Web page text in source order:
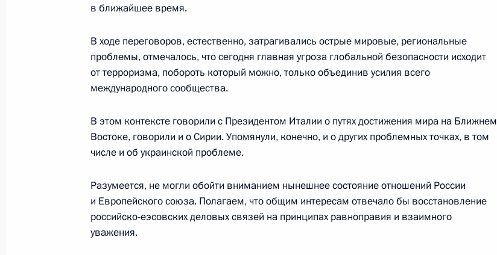
государств – участников СНГ
5 апреля 2017 года, 13:00 Москва, Кремль
3 апреля 2017 года, понедельник
Заявления для прессы по итогам встречи с Президентом
3 апреля 2017 года, 20:50 Санкт-Петербург
Встреча с Президентом Белоруссии Александром Лукашенко
в ближайшее время.
В ходе переговоров, естественно, затрагивались острые мировые, региональные
проблемы, отмечалось, что сегодня главная угроза глобальной безопасности исходит
от терроризма, побороть который можно, только объединив усилия всего
международного сообщества.
В этом контексте говорили с Президентом Италии о путях достижения мира на Ближнем
Востоке, говорили и о Сирии. Упомянули, конечно, и о других проблемных точках, в том
числе и об украинской проблеме.
Разумеется, не могли обойти вниманием нынешнее состояние отношений России
и Европейского союза. Полагаем, что общим интересам отвечало бы восстановление
российско-еэсовских деловых связей на принципах равноправия и взаимного
уважения.